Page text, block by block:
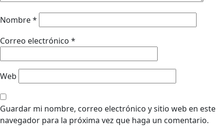
Nombre*
Correo electrónico *
Web
Guardar mi nombre, correo electrónico y sitio web en este
navegador para la próxima vez que haga un comentario.